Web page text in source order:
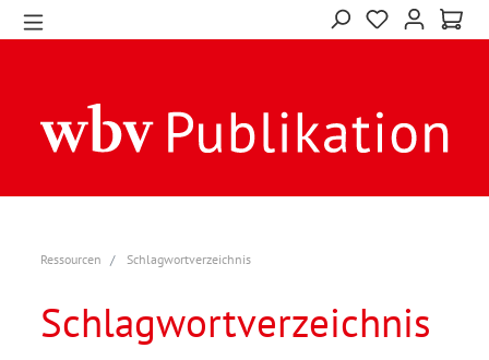
Ressourcen Schlagwortverzeichnis
Schlagwortverzeichnis